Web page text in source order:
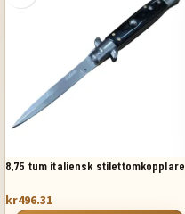
8,75 tum italiensk stilettomkopplare
kr496.31